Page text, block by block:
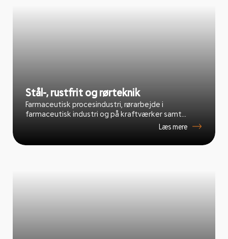
Stål-, rustfrit og rørteknik
Farmaceutisk procesindustri, rørarbejde i
farmaceutisk industri og på kraftværker samt...
Læs mere